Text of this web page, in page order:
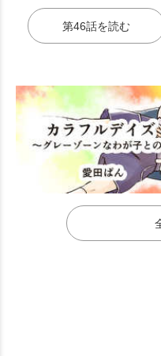
第46話を読む